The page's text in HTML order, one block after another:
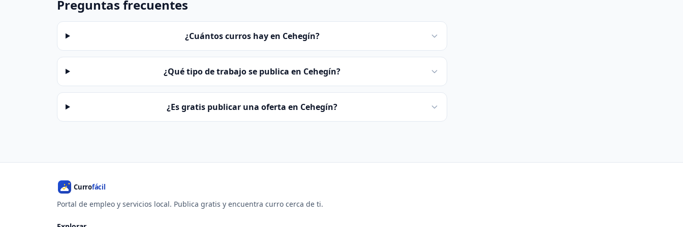
Preguntas frecuentes
¿Cuántos curros hay en Cehegín?
¿Qué tipo de trabajo se publica en Cehegín?
¿Es gratis publicar una oferta en Cehegín?
Portal de empleo y servicios local. Publica gratis y encuentra curro cerca de ti.